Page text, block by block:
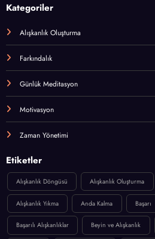
Kategoriler
Alışkanlık Oluşturma
Farkındalık
Günlük Meditasyon
Motivasyon
Zaman Yönetimi
Etiketler
Alışkanlık Döngüsü Alışkanlık Oluşturma
Alışkanlık Yıkma Anda Kalma Başarı
Başarılı Alışkanlıklar Beyin ve Alışkanlık